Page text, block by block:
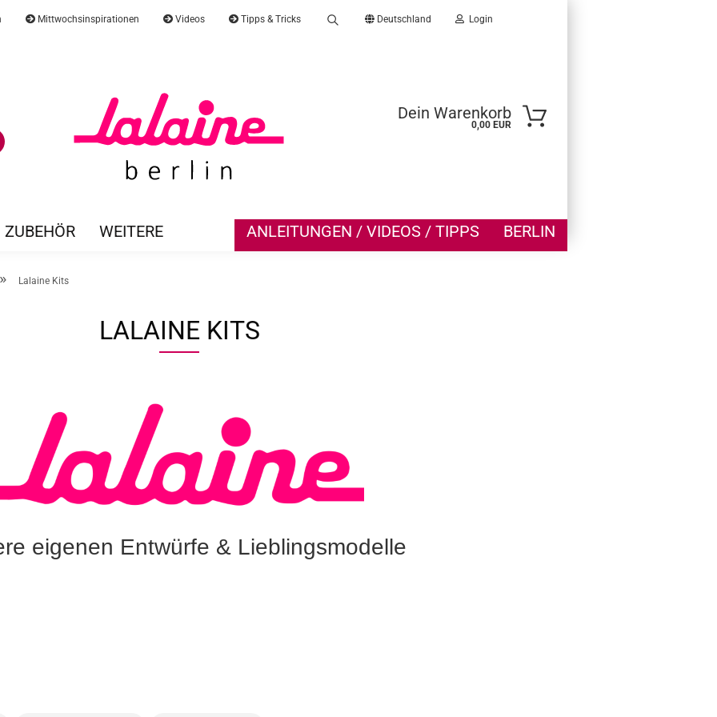
Mittwochsinspirationen Videos Tipps & Tricks Deutschland Login
Suche...
Dein Warenkorb
0,00 EUR
ZUBEHÖR ANLEITUNGEN / VIDEOS / TIPPS BERLIN
WEITERE
» Lalaine Kits
LALAINE KITS
eigenen Entwürfe & Lieblingsmodelle